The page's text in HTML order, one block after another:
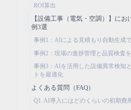
ROI算出
【設備工事（電気・空調）】に
例3選
事例1：AIによる見積もり自動生成
事例2：現場の進捗管理と品質検査
事例3：AIを活用した設備異常検知
トを最適化
よくある質問（FAQ）
Q1. AI導入にはどのくらいの初期費